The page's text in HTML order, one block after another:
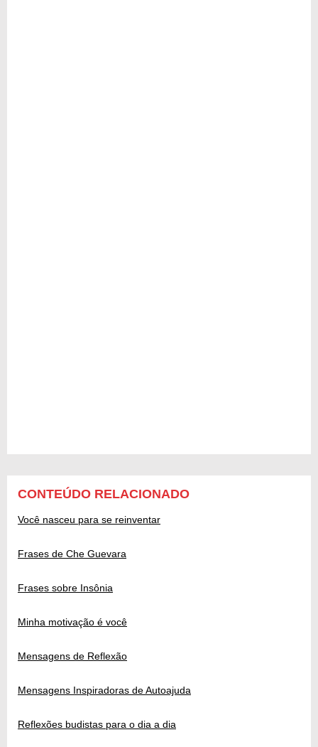
CONTEÚDO RELACIONADO
Você nasceu para se reinventar
Frases de Che Guevara
Frases sobre Insônia
Minha motivação é você
Mensagens de Reflexão
Mensagens Inspiradoras de Autoajuda
Reflexões budistas para o dia a dia